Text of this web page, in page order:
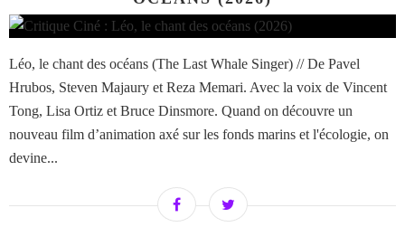
Léo, le chant des océans (The Last Whale Singer) // De Pavel
Hrubos, Steven Majaury et Reza Memari. Avec la voix de Vincent
Tong, Lisa Ortiz et Bruce Dinsmore. Quand on découvre un
nouveau film d’animation axé sur les fonds marins et l'écologie, on
devine...